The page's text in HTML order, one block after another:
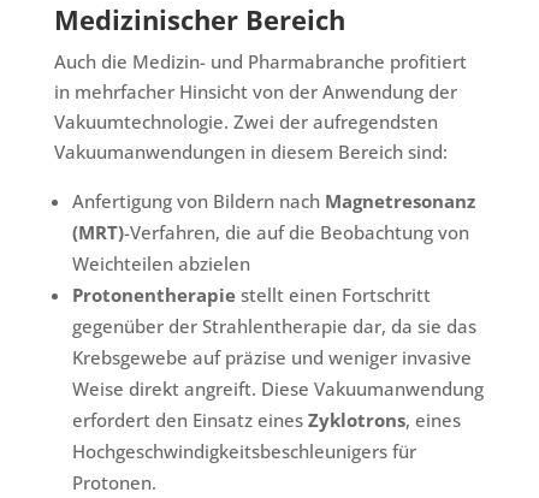
Medizinischer Bereich
Auch die Medizin- und Pharmabranche profitiert
in mehrfacher Hinsicht von der Anwendung der
Vakuumtechnologie. Zwei der aufregendsten
Vakuumanwendungen in diesem Bereich sind:
Anfertigung von Bildern nach Magnetresonanz
(MRT)-Verfahren, die auf die Beobachtung von
Weichteilen abzielen
Protonentherapie stellt einen Fortschritt
gegenüber der Strahlentherapie dar, da sie das
Krebsgewebe auf präzise und weniger invasive
Weise direkt angreift. Diese Vakuumanwendung
erfordert den Einsatz eines Zyklotrons, eines
Hochgeschwindigkeitsbeschleunigers für
Protonen.